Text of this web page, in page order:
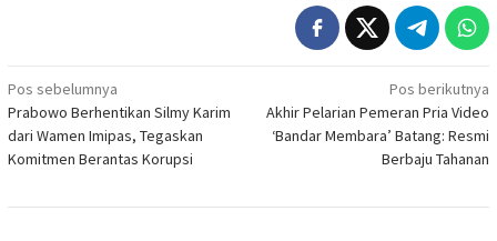
Navigasi
pos
Pos sebelumnya
Prabowo Berhentikan Silmy Karim
dari Wamen Imipas, Tegaskan
Komitmen Berantas Korupsi
Pos berikutnya
Akhir Pelarian Pemeran Pria Video
‘Bandar Membara’ Batang: Resmi
Berbaju Tahanan